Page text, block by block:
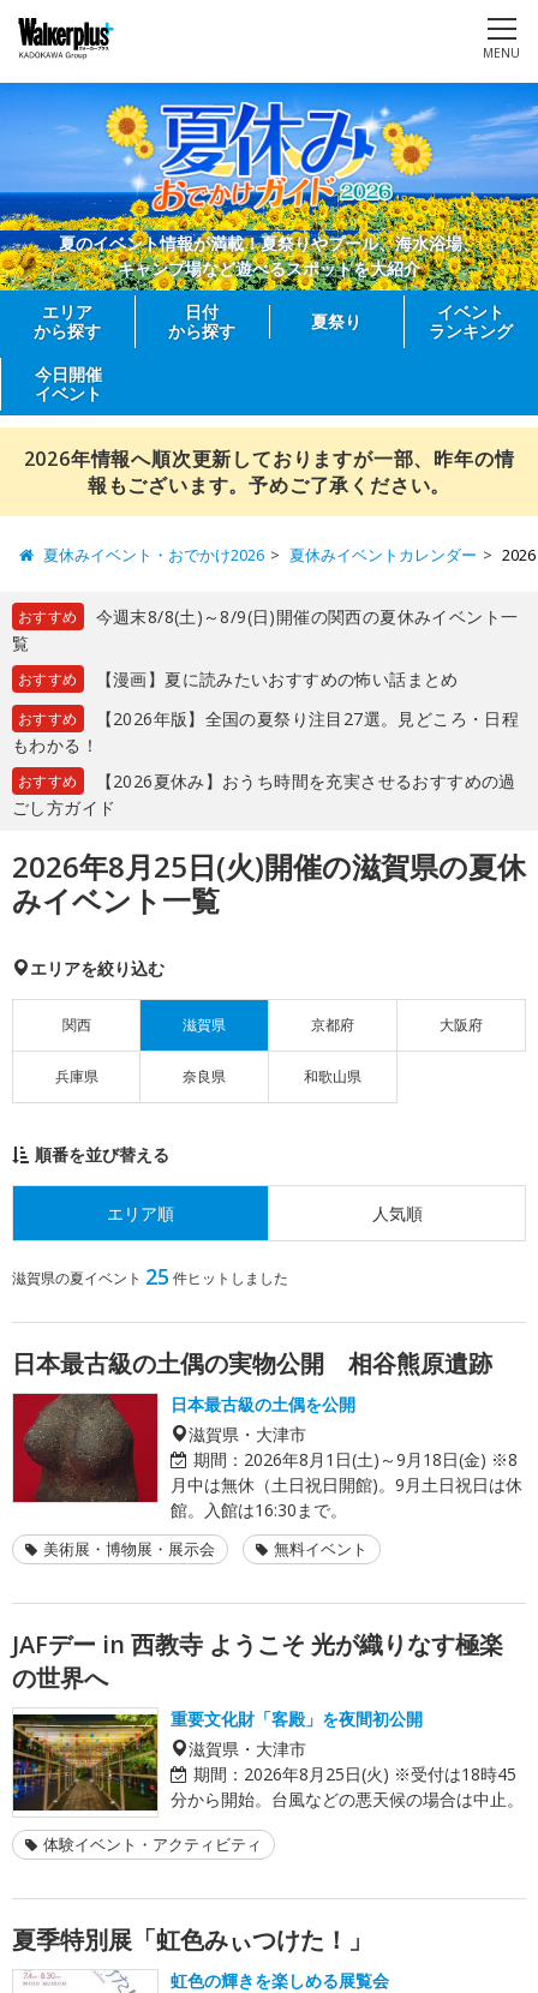
MENU
夏のイベント情報が満載！夏祭りやプール、海水浴場、
キャンプ場など遊べるスポットを大紹介
エリア
から探す
日付
から探す
夏祭り
イベント
ランキング
今日開催
イベント
2026年情報へ順次更新しておりますが一部、昨年の情
報もございます。予めご了承ください。
夏休みイベント・おでかけ2026 夏休みイベントカレンダー
おすすめ
今週末8/8(土)～8/9(日)開催の関西の夏休みイベント一
覧
おすすめ 【漫画】夏に読みたいおすすめの怖い話まとめ
おすすめ
【2026年版】全国の夏祭り注目27選。見どころ・日程
もわかる！
おすすめ
【2026夏休み】おうち時間を充実させるおすすめの過
ごし方ガイド
2026年8月25日(火)開催の滋賀県の夏休
みイベント一覧
エリアを絞り込む
関西 滋賀県 京都府 大阪府
兵庫県 奈良県 和歌山県
順番を並び替える
エリア順 人気順
滋賀県の夏イベント 25 件ヒットしました
日本最古級の土偶の実物公開 相谷熊原遺跡
日本最古級の土偶を公開
滋賀県・大津市
期間： 2026年8月1日(土)～9月18日(金) ※8
月中は無休（土日祝日開館)。9月土日祝日は休
館。入館は16:30まで。
美術展・博物展・展示会 無料イベント
JAFデー in 西教寺 ようこそ 光が織りなす極楽
の世界へ
重要文化財「客殿」を夜間初公開
滋賀県・大津市
期間： 2026年8月25日(火) ※受付は18時45
分から開始。台風などの悪天候の場合は中止。
体験イベント・アクティビティ
夏季特別展「虹色みぃつけた！」
虹色の輝きを楽しめる展覧会